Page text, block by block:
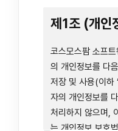
련 장비 등을 이용
즉시 중단하여야
전에 본 이용약관
바랍니다.
제1장 총칙
제1조 (개인
코스모스팜 소프
의 개인정보를 다
저장 및 사용(이하
자의 개인정보를
처리하지 않으며,
는 개인정보 보호